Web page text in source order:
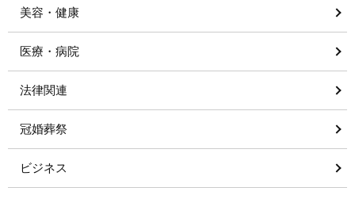
美容・健康
医療・病院
法律関連
冠婚葬祭
ビジネス